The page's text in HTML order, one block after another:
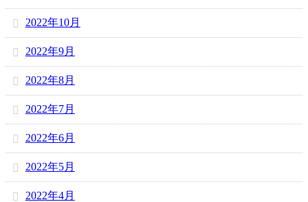
2022年10月
2022年9月
2022年8月
2022年7月
2022年6月
2022年5月
2022年4月